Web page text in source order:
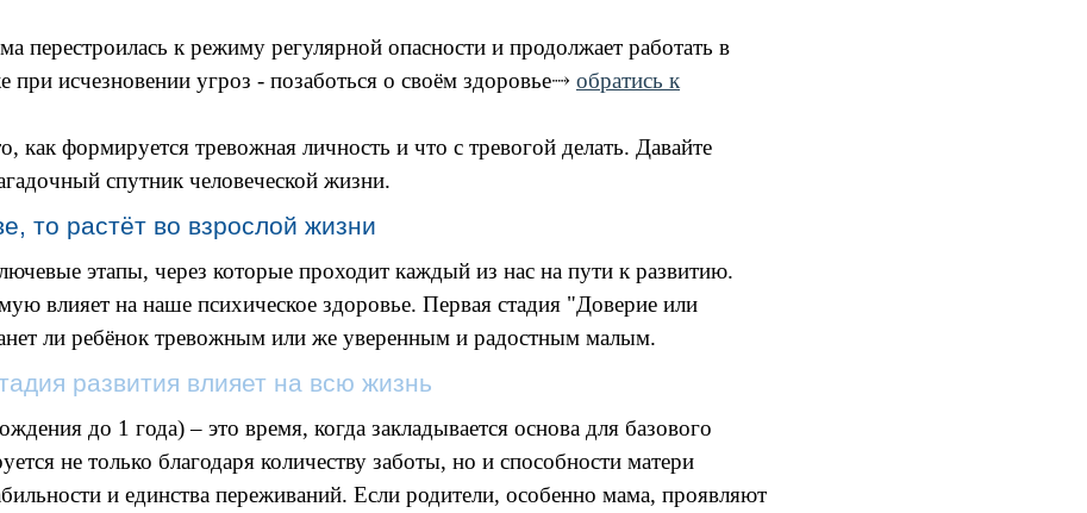
перестроилась к режиму регулярной опасности и продолжает работать в
исчезновении угроз - позаботься о своём здоровье⤑ обратись к
как формируется тревожная личность и что с тревогой делать. Давайте
спутник человеческой жизни.
то растёт во взрослой жизни
этапы, через которые проходит каждый из нас на пути к развитию.
влияет на наше психическое здоровье. Первая стадия "Доверие или
ли ребёнок тревожным или же уверенным и радостным малым.
развития влияет на всю жизнь
до 1 года) – это время, когда закладывается основа для базового
не только благодаря количеству заботы, но и способности матери
и единства переживаний. Если родители, особенно мама, проявляют